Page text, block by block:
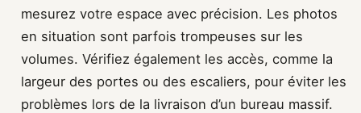
mesurez votre espace avec précision. Les photos
en situation sont parfois trompeuses sur les
volumes. Vérifiez également les accès, comme la
largeur des portes ou des escaliers, pour éviter les
problèmes lors de la livraison d’un bureau massif.